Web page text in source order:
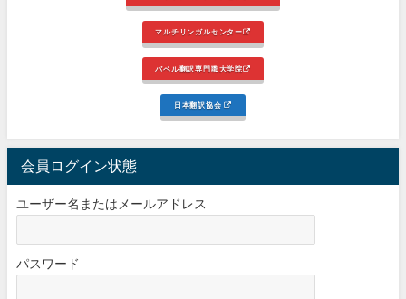
マルチリンガルセンター
バベル翻訳専門職大学院
日本翻訳協会
会員ログイン状態
ユーザー名またはメールアドレス
パスワード